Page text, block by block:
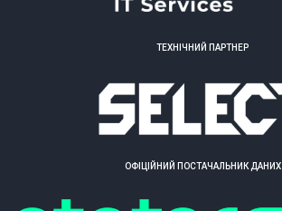
ТЕХНІЧНИЙ ПАРТНЕР
ОФІЦІЙНИЙ ПОСТАЧАЛЬНИК ДАНИХ